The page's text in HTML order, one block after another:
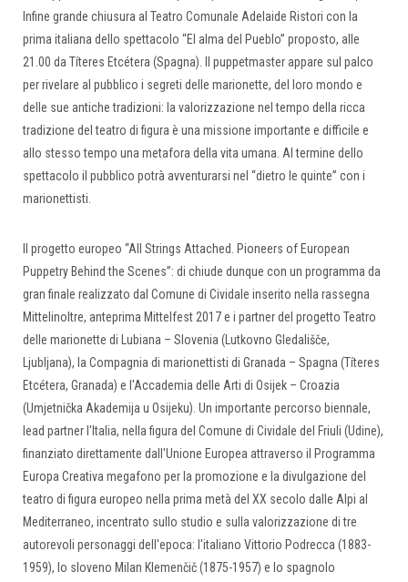
Infine grande chiusura al Teatro Comunale Adelaide Ristori con la
prima italiana dello spettacolo “El alma del Pueblo” proposto, alle
21.00 da Títeres Etcétera (Spagna). Il puppetmaster appare sul palco
per rivelare al pubblico i segreti delle marionette, del loro mondo e
delle sue antiche tradizioni: la valorizzazione nel tempo della ricca
tradizione del teatro di figura è una missione importante e difficile e
allo stesso tempo una metafora della vita umana. Al termine dello
spettacolo il pubblico potrà avventurarsi nel “dietro le quinte” con i
marionettisti.
Il progetto europeo “All Strings Attached. Pioneers of European
Puppetry Behind the Scenes”: di chiude dunque con un programma da
gran finale realizzato dal Comune di Cividale inserito nella rassegna
Mittelinoltre, anteprima Mittelfest 2017 e i partner del progetto Teatro
delle marionette di Lubiana – Slovenia (Lutkovno Gledališče,
Ljubljana), la Compagnia di marionettisti di Granada – Spagna (Títeres
Etcétera, Granada) e l'Accademia delle Arti di Osijek – Croazia
(Umjetnička Akademija u Osijeku). Un importante percorso biennale,
lead partner l'Italia, nella figura del Comune di Cividale del Friuli (Udine),
finanziato direttamente dall'Unione Europea attraverso il Programma
Europa Creativa megafono per la promozione e la divulgazione del
teatro di figura europeo nella prima metà del XX secolo dalle Alpi al
Mediterraneo, incentrato sullo studio e sulla valorizzazione di tre
autorevoli personaggi dell'epoca: l'italiano Vittorio Podrecca (1883-
1959), lo sloveno Milan Klemenčič (1875-1957) e lo spagnolo